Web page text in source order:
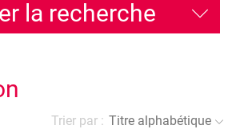
la recherche
Trier par : Titre alphabétique